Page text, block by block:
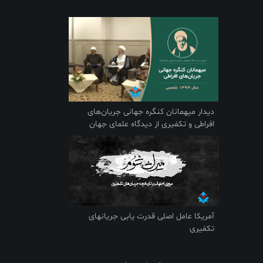
دیدار میهمانان کنگره جهانی جریان‌های
افراطی و تکفیری از دیدگاه علمای جهان
اسلام
آمریکا عامل اصلی قدرت یابی جریانهای
تکفیری